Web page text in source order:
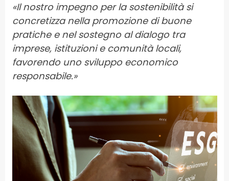
«Il nostro impegno per la sostenibilità si
concretizza nella promozione di buone
pratiche e nel sostegno al dialogo tra
imprese, istituzioni e comunità locali,
favorendo uno sviluppo economico
responsabile.»